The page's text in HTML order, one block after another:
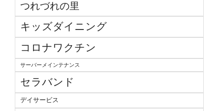
つれづれの里
キッズダイニング
コロナワクチン
サーバーメインテナンス
セラバンド
デイサービス